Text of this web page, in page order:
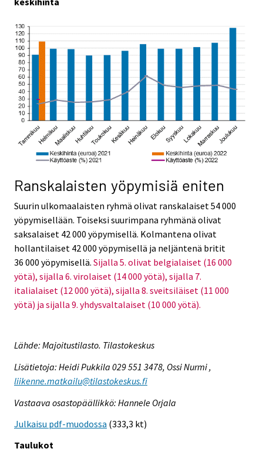
Ranskalaisten yöpymisiä eniten
Suurin ulkomaalaisten ryhmä olivat ranskalaiset 54 000
yöpymisellään. Toiseksi suurimpana ryhmänä olivat
saksalaiset 42 000 yöpymisellä. Kolmantena olivat
hollantilaiset 42 000 yöpymisellä ja neljäntenä britit
36 000 yöpymisellä. Sijalla 5. olivat belgialaiset (16 000
yötä), sijalla 6. virolaiset (14 000 yötä), sijalla 7.
italialaiset (12 000 yötä), sijalla 8. sveitsiläiset (11 000
yötä) ja sijalla 9. yhdysvaltalaiset (10 000 yötä).
Lähde: Majoitustilasto. Tilastokeskus
Lisätietoja: Heidi Pukkila 029 551 3478, Ossi Nurmi ,
liikenne.matkailu@tilastokeskus.fi
Vastaava osastopäällikkö: Hannele Orjala
Julkaisu pdf-muodossa (333,3 kt)
Taulukot